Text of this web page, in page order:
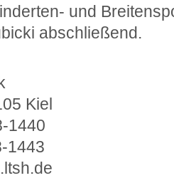
und
abschließend.
Kiel
1440
1443